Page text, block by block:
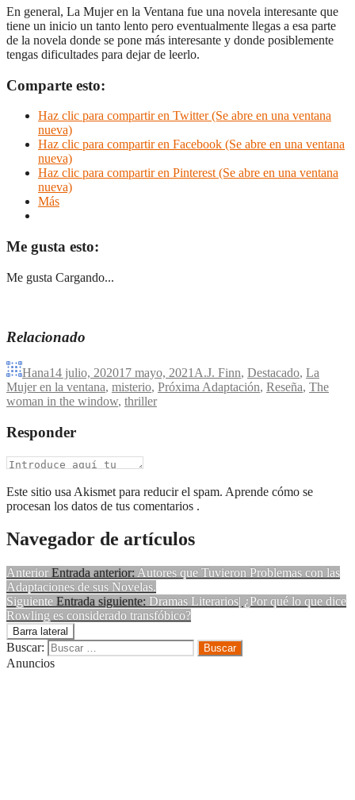
En general, La Mujer en la Ventana fue una novela interesante que
tiene un inicio un tanto lento pero eventualmente llegas a esa parte
de la novela donde se pone más interesante y donde posiblemente
tengas dificultades para dejar de leerlo.
Comparte esto:
Haz clic para compartir en Twitter (Se abre en una ventana
nueva)
Haz clic para compartir en Facebook (Se abre en una ventana
nueva)
Haz clic para compartir en Pinterest (Se abre en una ventana
nueva)
Más
Me gusta esto:
Me gusta Cargando...
Relacionado
Hana14 julio, 202017 mayo, 2021 A.J. Finn, Destacado, La
Mujer en la ventana, misterio, Próxima Adaptación, Reseña, The
woman in the window, thriller
Responder
Este sitio usa Akismet para reducir el spam. Aprende cómo se
procesan los datos de tus comentarios .
Navegador de artículos
Anterior Entrada anterior: Autores que Tuvieron Problemas con las
Adaptaciones de sus Novelas.
Siguiente Entrada siguiente: Dramas Literarios| ¿Por qué lo que dice
Rowling es considerado transfóbico?
Barra lateral
Buscar:
Anuncios